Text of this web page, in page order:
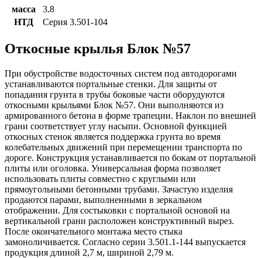
масса
3.8
НТД
Серия 3.501-104
Откосные крылья Блок №57
При обустройстве водосточных систем под автодорогами
устанавливаются портальные стенки. Для защиты от
попадания грунта в трубы боковые части оборудуются
откосными крыльями Блок №57. Они выполняются из
армированного бетона в форме трапеции. Наклон по внешней
грани соответствует углу насыпи. Основной функцией
откосных стенок является поддержка грунта во время
колебательных движений при перемещении транспорта по
дороге. Конструкция устанавливается по бокам от портальной
плиты или оголовка. Универсальная форма позволяет
использовать плиты совместно с круглыми или
прямоугольными бетонными трубами. Зачастую изделия
продаются парами, выполненными в зеркальном
отображении. Для состыковки с портальной основой на
вертикальной грани расположен конструктивный вырез.
После окончательного монтажа место стыка
замоноличивается. Согласно серии 3.501.1-144 выпускается
продукция длиной 2,7 м, шириной 2,79 м.